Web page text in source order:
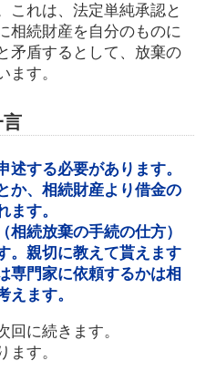
これは、法定単純承認と
相続財産を自分のものに
矛盾するとして、放棄の
ます。
述する必要があります。
か、相続財産より借金の
ます。
相続放棄の手続の仕方）
。親切に教えて貰えます
専門家に依頼するかは相
えます。
回に続きます。
ます。